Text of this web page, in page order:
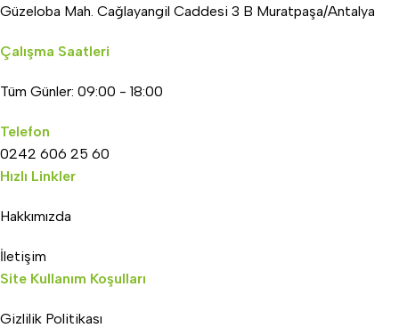
Güzeloba Mah. Cağlayangil Caddesi 3 B Muratpaşa/Antalya
Çalışma Saatleri
Tüm Günler: 09:00 - 18:00
Telefon
0242 606 25 60
Hızlı Linkler
Hakkımızda
İletişim
Site Kullanım Koşulları
Gizlilik Politikası